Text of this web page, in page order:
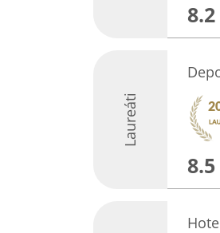
8.2
Laureáti
8.5